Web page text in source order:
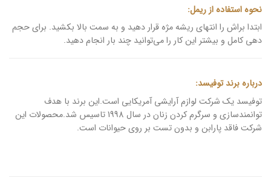
نحوه استفاده از ریمل:
ابتدا براش را انتهای ریشه مژه قرار دهید و به سمت بالا بکشید. برای حجم
دهی کامل و بیشتر این کار را می‌توانید چند بار انجام دهید.
درباره برند توفیسد:
توفیسد یک شرکت لوازم آرایشی آمریکایی است.این برند با هدف
توانمندسازی و سرگرم کردن زنان در سال 1998 تاسیس شد.محصولات این
شرکت فاقد پارابن و بدون تست بر روی حیوانات است.